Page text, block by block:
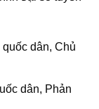
Chủ tịch Hội
Phản biện
Tự nhiên, Phản